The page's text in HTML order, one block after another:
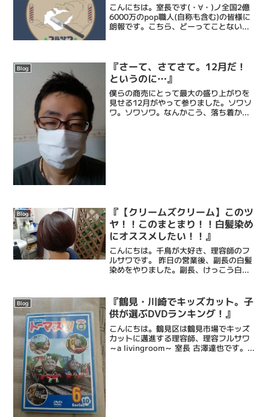
こんにちは。室長です(・∀・)ノ全国2億
6000万のpop職人(自称も含む)の皆様に
朗報です。こちら、どーってことないブ
ー。スチール製...
Blog
『さーて、さてさて。12月だ！
というのに…』
僕らの商売にとって最大の盛り上がりを
見せる12月がやって参りました。ソワソ
ワ。ソワソワ。なんかこう、落ち着かな
Blog
『【クリームズクリーム】このツ
ヤ！！このまとまり！！白髪染め
にオススメしたい！！』
こんにちは。千鳥が大好き、理容師のフ
ルサワです。 昨日の営業後、副長の白髪
染めをやりました。副長、けっこう白髪
ません。 で、粛々とかつ淡々と白髪を染
め、流す際にこれを使...
Blog
『鶴見・川崎でキッズカット。子
供が選ぶDVDランキング！』
こんにちは。鶴見区は鶴見市場でキッズ
カットに邁進する理容師、理容フルサワ
～a livingroom～ 室長 古澤達也です。理